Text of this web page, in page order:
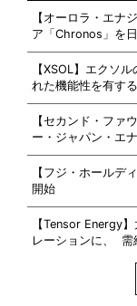
【オーロラ・エナ
ア「Chronos」を
【XSOL】エクソ
れた機能性を有す
【セカンド・ファ
ー・ジャパン・エ
【フジ・ホールデ
開始
【Tensor Energy
レーションに、